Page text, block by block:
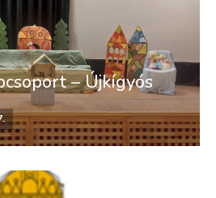
– Újkígyós